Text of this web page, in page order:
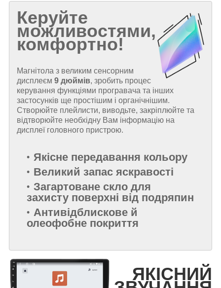
Керуйте
можливостями,
комфортно!
Магнітола з великим сенсорним
дисплеєм 9 дюймів, зробить процес
керування функціями програвача та інших
застосунків ще простішим і органічнішим.
Створюйте плейлисти, виводьте, закріплюйте та
відтворюйте необхідну Вам інформацію на
дисплеї головного пристрою.
Якісне передавання кольору
Великий запас яскравості
Загартоване скло для
захисту поверхні від подряпин
Антивідблискове й
олеофобне покриття
ЯКІСНИЙ